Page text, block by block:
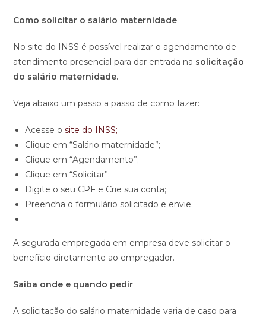
Como solicitar o salário maternidade
No site do INSS é possível realizar o agendamento de
atendimento presencial para dar entrada na solicitação
do salário maternidade.
Veja abaixo um passo a passo de como fazer:
Acesse osite do INSS;
Clique em “Salário maternidade”;
Clique em “Agendamento”;
Clique em “Solicitar”;
Digite o seu CPF e Crie sua conta;
Preencha o formulário solicitado e envie.
A segurada empregada em empresa deve solicitar o
benefício diretamente ao empregador.
Saiba onde e quando pedir
A solicitação do salário maternidade varia de caso para